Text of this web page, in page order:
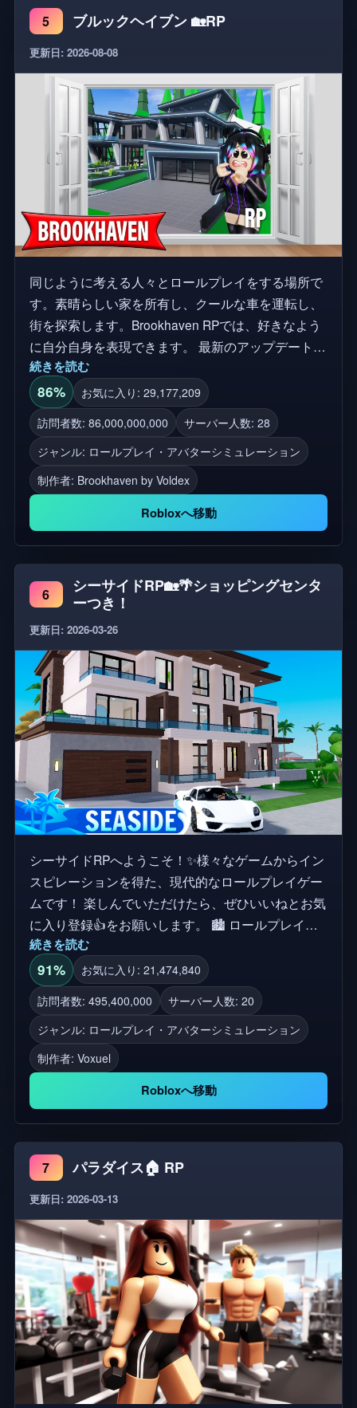
5 ブルックヘイブン 🏡RP
更新日: 2026-08-08
同じように考える人々とロールプレイをする場所で
す。素晴らしい家を所有し、クールな車を運転し、
街を探索します。Brookhaven RPでは、好きなよう
に自分自身を表現できます。 最新のアップデート：
🌐 未来的な家 - 家、土地、そして5つのプロップ！
🚀 ロケットカー - ユニークなエフェクト、サウン
ド、テクスチャを備えた新しい車両！VIPに含まれ
ています。 🧱 空っぽの区画の家 - 自分のプロップ制
作に広々としたスペースがあります！ プレイしてく
れてありがとう！ プライベートサーバーの利点： ·
プロップの保存 · サーバー全体の音楽 · サーバー全
体のお知らせ · プロップを削除またはロックする ·
して設定する · プレイヤーをキック/一時的に禁止す
る · 週の日を設定する · 1時間単位で時間を設定する
· 天気と照明を変更する · スピードアップ時間 · サー
バーテーマのコントロール · 家を変更するための待
機時間がない · 最大3台の車両をスポーンする · プロ
ップの制限が増加しました · PCユーザーのためのフ
リーカム(Shift+P)
続きを読む
86%
お気に入り: 29,177,209
訪問者数: 86,000,000,000
サーバー人数: 28
ジャンル: ロールプレイ・アバターシミュレーション
制作者: Brookhaven by Voldex
Robloxへ移動
6
シーサイドRP🏡🌴ショッピングセンタ
ーつき！
更新日: 2026-03-26
シーサイドRPへようこそ！✨様々なゲームからイン
スピレーションを得た、現代的なロールプレイゲー
ムです！ 楽しんでいただけたら、ぜひいいねとお気
に入り登録👍をお願いします。 🏙️ ロールプレイし
たり、街をぶらぶら探検しよう！ 自分の家を買って
みよう！ 🚗 カッコいい車を運転しよう！ 🏪 警察
官、犯罪者？！、教師など、さまざまな仕事に就こ
う！ 🏥 病院、高校、銀行などでロールプレイして
みよう！ 📢 このゲームはまだ一部しか完成してい
ません。バグ修正などを施し、より良い体験を提供
できるよう努力いたしますので、ご理解のほどよろ
しくお願いいたします！ ジャンル ロールプレイ、
続きを読む
91%
お気に入り: 21,474,840
訪問者数: 495,400,000
サーバー人数: 20
ジャンル: ロールプレイ・アバターシミュレーション
制作者: Voxuel
Robloxへ移動
7 パラダイス🏠 RP
更新日: 2026-03-13